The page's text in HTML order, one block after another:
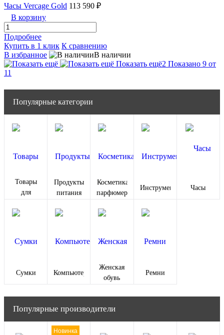
Часы Vercage Gold 113 590 ₽
В корзину
Подробнее
Купить в 1 клик К сравнению
В избранное
В наличии
Показать ещё2 Показано 9 от
11
Популярные категории
Товары
для
Продукты
питания
Косметика и
парфюмерия
Инструменты Часы
Сумки Компьютеры
Женская
обувь
Ремни
Популярные производители
Новинка